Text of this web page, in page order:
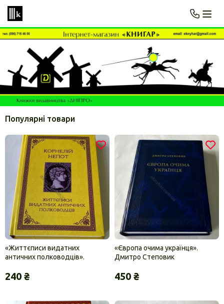
Популярні товари
«Життєписи видатних
античних полководців».
240 ₴
«Європа очима українця».
Дмитро Степовик
450 ₴